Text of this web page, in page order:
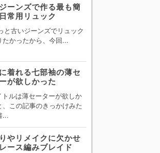
ーンズで作る最も簡
常用リュック
古いジーンズでリュック
たかったから、今回...
着れる七部袖の薄セ
が欲しかった
ルは薄セーターが欲しか
、この記事のきっかけみた
...
やリメイクに欠かせ
ース編みブレイド